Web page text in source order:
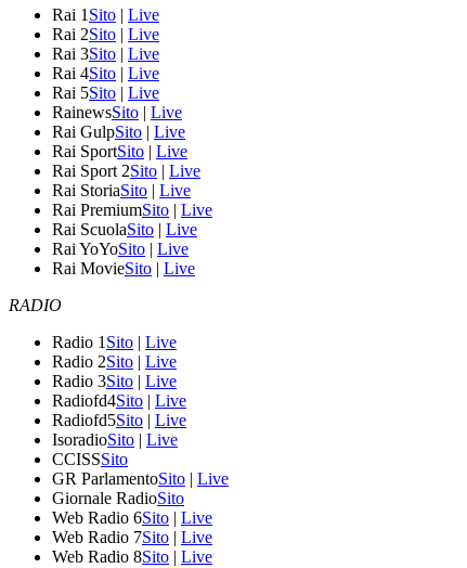
Rai 1 Sito | Live
Rai 2Sito | Live
Rai 3Sito | Live
Rai 4Sito | Live
Rai 5Sito | Live
RainewsSito | Live
Rai GulpSito | Live
Rai SportSito | Live
Rai Sport 2Sito | Live
Rai StoriaSito | Live
Rai PremiumSito | Live
Rai ScuolaSito | Live
Rai YoYoSito | Live
Rai MovieSito | Live
RADIO
Radio 1 Sito | Live
Radio 2Sito | Live
Radio 3Sito | Live
Radiofd4Sito | Live
Radiofd5Sito | Live
IsoradioSito | Live
CCISSSito
GR ParlamentoSito | Live
Giornale RadioSito
Web Radio 6Sito | Live
Web Radio 7Sito | Live
Web Radio 8Sito | Live